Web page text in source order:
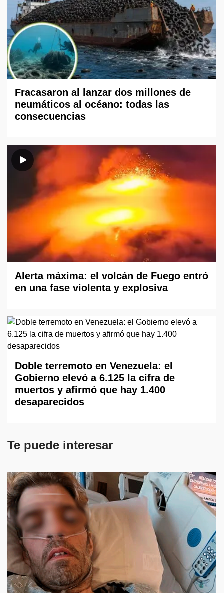
Fracasaron al lanzar dos millones de
neumáticos al océano: todas las
consecuencias
Alerta máxima: el volcán de Fuego entró
en una fase violenta y explosiva
Doble terremoto en Venezuela: el
Gobierno elevó a 6.125 la cifra de
muertos y afirmó que hay 1.400
desaparecidos
Te puede interesar